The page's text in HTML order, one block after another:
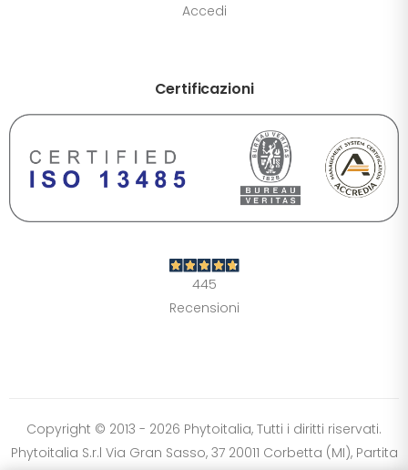
Accedi
Certificazioni
445
Recensioni
Copyright © 2013 - 2026 Phytoitalia, Tutti i diritti riservati.
Phytoitalia S.r.l Via Gran Sasso, 37 20011 Corbetta (MI), Partita
DIMENSIONE TESTO
Chiaro
Ripristina impostazioni